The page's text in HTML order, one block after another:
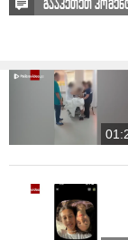
გააკეთეთ